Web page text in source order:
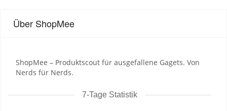
Über ShopMee
ShopMee – Produktscout für ausgefallene Gagets. Von
Nerds für Nerds.
7-Tage Statistik